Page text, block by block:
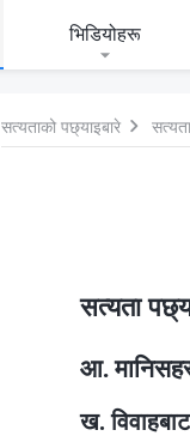
भिडियोहरू
सत्यताको पछ्याइबारे
सत्यता
आ.
ख.